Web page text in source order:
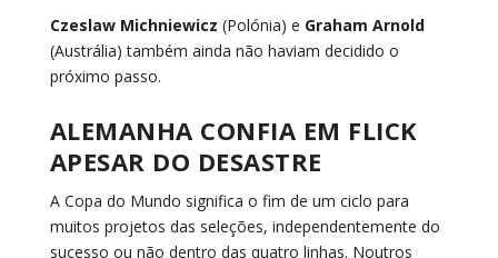
Czeslaw Michniewicz (Polónia) e Graham Arnold
(Austrália) também ainda não haviam decidido o
próximo passo.
ALEMANHA CONFIA EM FLICK
APESAR DO DESASTRE
A Copa do Mundo significa o fim de um ciclo para
muitos projetos das seleções, independentemente do
sucesso ou não dentro das quatro linhas. Noutros